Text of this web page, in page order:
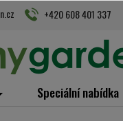
+420 608 401 337
Speciální nabídka